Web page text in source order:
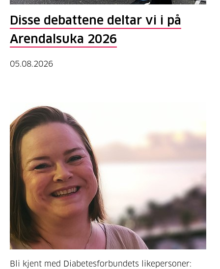
Disse debattene deltar vi i på
Arendalsuka 2026
05.08.2026
Bli kjent med Diabetesforbundets likepersoner: